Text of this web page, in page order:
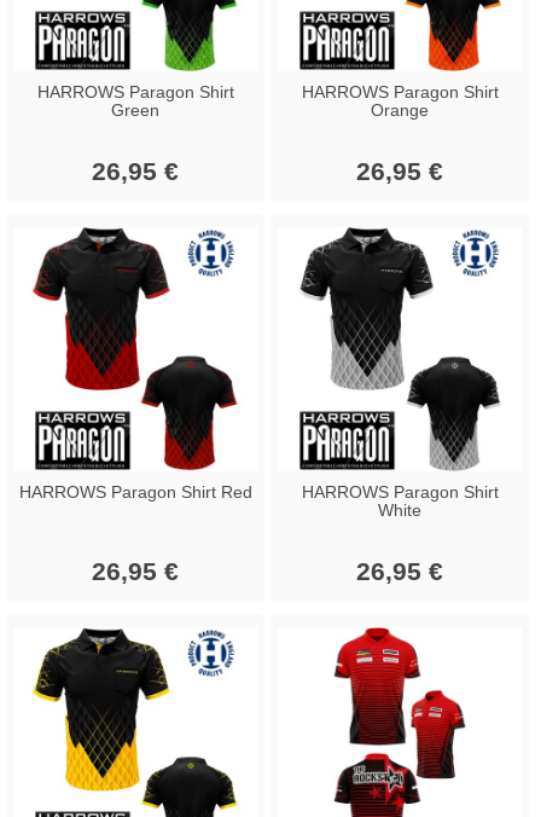
HARROWS Paragon Shirt
Green
26,95 €
HARROWS Paragon Shirt
Orange
26,95 €
HARROWS Paragon Shirt Red
26,95 €
HARROWS Paragon Shirt
White
26,95 €